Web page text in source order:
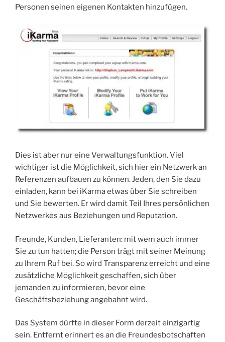
Personen seinen eigenen Kontakten hinzufügen.
Dies ist aber nur eine Verwaltungsfunktion. Viel
wichtiger ist die Möglichkeit, sich hier ein Netzwerk an
Referenzen aufbauen zu können. Jeden, den Sie dazu
einladen, kann bei iKarma etwas über Sie schreiben
und Sie bewerten. Er wird damit Teil Ihres persönlichen
Netzwerkes aus Beziehungen und Reputation.
Freunde, Kunden, Lieferanten: mit wem auch immer
Sie zu tun hatten; die Person trägt mit seiner Meinung
zu Ihrem Ruf bei. So wird Transparenz erreicht und eine
zusätzliche Möglichkeit geschaffen, sich über
jemanden zu informieren, bevor eine
Geschäftsbeziehung angebahnt wird.
Das System dürfte in dieser Form derzeit einzigartig
sein. Entfernt erinnert es an die Freundesbotschaften